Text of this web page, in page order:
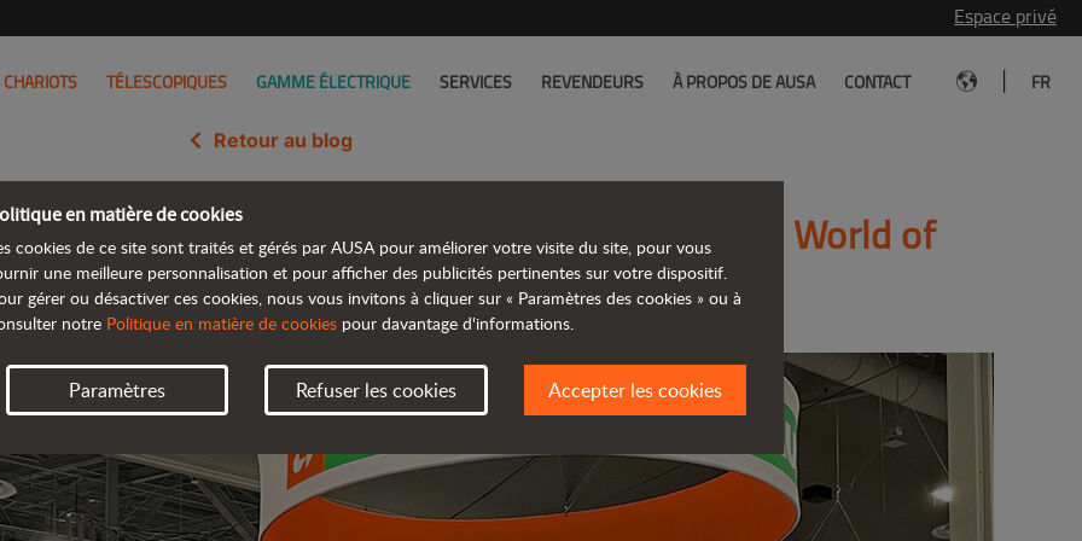
Espace privé
CHARIOTS TÉLESCOPIQUES GAMME ÉLECTRIQUE SERVICES REVENDEURS À PROPOS DE AUSA CONTACT FR
Retour au blog
aux États-Unis en participant au salon World of
Concrete
en matière de cookies
cookies de ce site sont traités et gérés par AUSA pour améliorer votre visite du site, pour vous
une meilleure personnalisation et pour afficher des publicités pertinentes sur votre dispositif.
gérer ou désactiver ces cookies, nous vous invitons à cliquer sur « Paramètres des cookies » ou à
notre Politique en matière de cookies pour davantage d'informations.
Paramètres Refuser les cookies Accepter les cookies